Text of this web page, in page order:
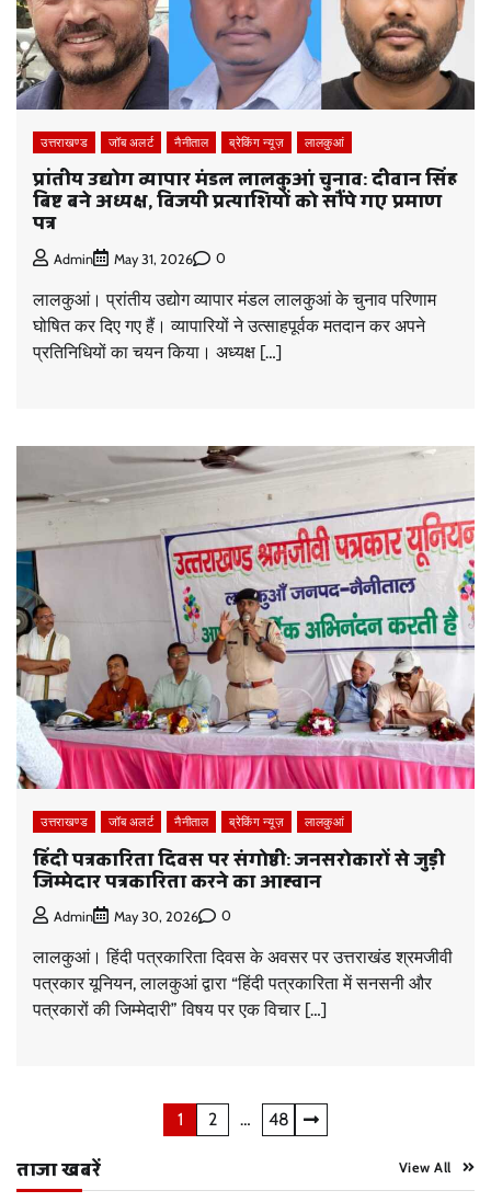
उत्तराखण्ड जॉब अलर्ट नैनीताल ब्रेकिंग न्यूज़ लालकुआं
प्रांतीय उद्योग व्यापार मंडल लालकुआं चुनाव: दीवान सिंह
बिष्ट बने अध्यक्ष, विजयी प्रत्याशियों को सौंपे गए प्रमाण
पत्र
Admin May 31, 2026 0
लालकुआं। प्रांतीय उद्योग व्यापार मंडल लालकुआं के चुनाव परिणाम
घोषित कर दिए गए हैं। व्यापारियों ने उत्साहपूर्वक मतदान कर अपने
प्रतिनिधियों का चयन किया। अध्यक्ष […]
उत्तराखण्ड जॉब अलर्ट नैनीताल ब्रेकिंग न्यूज़ लालकुआं
हिंदी पत्रकारिता दिवस पर संगोष्ठी: जनसरोकारों से जुड़ी
जिम्मेदार पत्रकारिता करने का आह्वान
Admin May 30, 2026 0
लालकुआं। हिंदी पत्रकारिता दिवस के अवसर पर उत्तराखंड श्रमजीवी
पत्रकार यूनियन, लालकुआं द्वारा “हिंदी पत्रकारिता में सनसनी और
पत्रकारों की जिम्मेदारी” विषय पर एक विचार […]
pagination
1 2 … 48
ताजा खबरें View All